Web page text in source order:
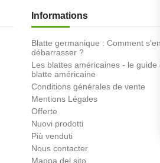
Informations
Blatte germanique : Comment s'en
débarrasser ?
Les blattes américaines - le guide
blatte américaine
Conditions générales de vente
Mentions Légales
Offerte
Nuovi prodotti
Più venduti
Nous contacter
Mappa del sito